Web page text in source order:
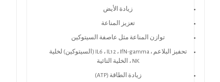
زيادة الأيض
تعزيز المناعة
توازن المناعة مثل عاصفة السيتوكين
تحفيز البلاعم ، IL6 ، IL12 ، IfN-gamma (السيتوكين) لخلية
NK ، الخلية التائية
زيادة الطاقة (ATP)